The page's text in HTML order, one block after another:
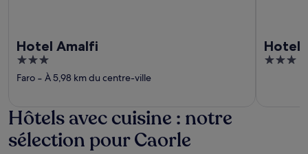
Hotel Amalfi
3
out
Faro ‐ À 5,98 km du centre-ville
Hotel
3
Hôtels avec cuisine : notre
sélection pour Caorle